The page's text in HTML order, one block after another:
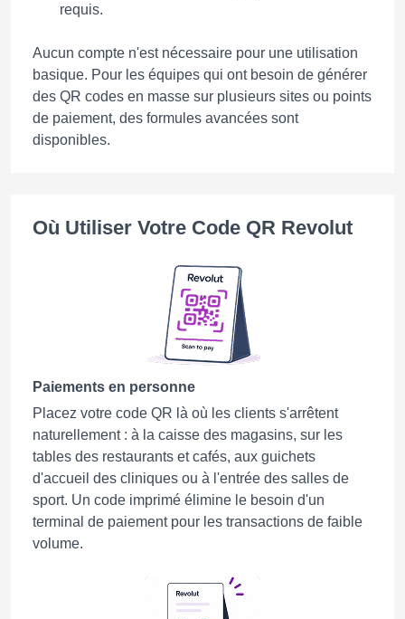
requis.
Aucun compte n'est nécessaire pour une utilisation
basique. Pour les équipes qui ont besoin de générer
des QR codes en masse sur plusieurs sites ou points
de paiement, des formules avancées sont
disponibles.
Où Utiliser Votre Code QR Revolut
Paiements en personne
Placez votre code QR là où les clients s'arrêtent
naturellement : à la caisse des magasins, sur les
tables des restaurants et cafés, aux guichets
d'accueil des cliniques ou à l'entrée des salles de
sport. Un code imprimé élimine le besoin d'un
terminal de paiement pour les transactions de faible
volume.